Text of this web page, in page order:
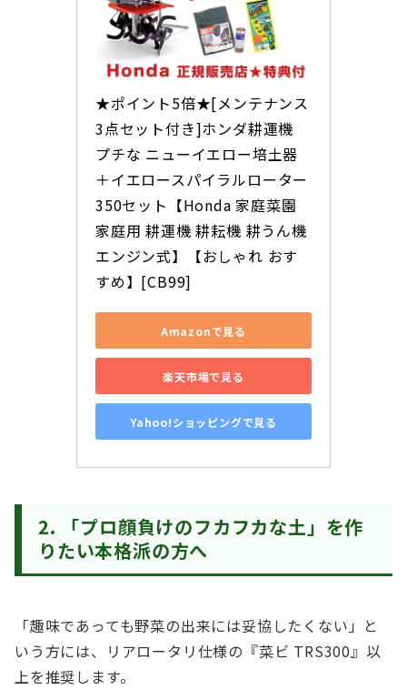
★ポイント5倍★[メンテナンス
3点セット付き]ホンダ耕運機
プチな ニューイエロー培土器
＋イエロースパイラルローター
350セット【Honda 家庭菜園
家庭用 耕運機 耕耘機 耕うん機
エンジン式】【おしゃれ おす
すめ】[CB99]
Amazonで見る
楽天市場で見る
Yahoo!ショッピングで見る
2. 「プロ顔負けのフカフカな土」を作
りたい本格派の方へ
「趣味であっても野菜の出来には妥協したくない」と
いう方には、リアロータリ仕様の『菜ビ TRS300』以
上を推奨します。